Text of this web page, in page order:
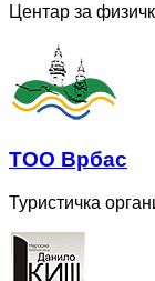
Центар за
ТОО Врбас
Туристичка